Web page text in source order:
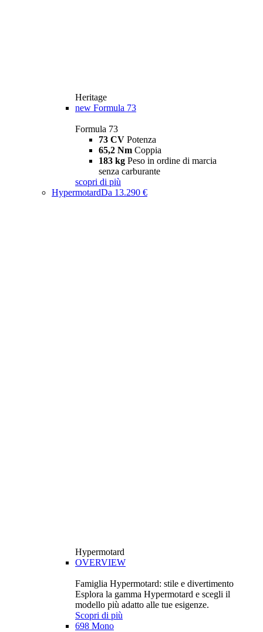
Heritage
new Formula 73
Formula 73
73 CV Potenza
65,2 Nm Coppia
183 kg Peso in ordine di marcia
senza carburante
scopri di più
HypermotardDa 13.290 €
Hypermotard
OVERVIEW
Famiglia Hypermotard: stile e divertimento
Esplora la gamma Hypermotard e scegli il
modello più adatto alle tue esigenze.
Scopri di più
698 Mono